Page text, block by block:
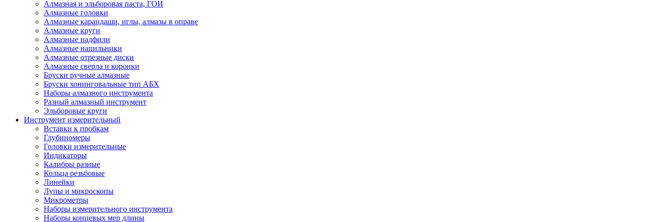
Алмазная и эльборовая паста, ГОИ
Алмазные головки
Алмазные карандаши, иглы, алмазы в оправе
Алмазные круги
Алмазные надфили
Алмазные напильники
Алмазные отрезные диски
Алмазные сверла и коронки
Бруски ручные алмазные
Бруски хонинговальные тип АБХ
Наборы алмазного инструмента
Разный алмазный инструмент
Эльборовые круги
Инструмент измерительный
Вставки к пробкам
Глубиномеры
Головки измерительные
Индикаторы
Калибры разные
Кольца резьбовые
Линейки
Лупы и микроскопы
Микрометры
Наборы измерительного инструмента
Наборы концевых мер длины